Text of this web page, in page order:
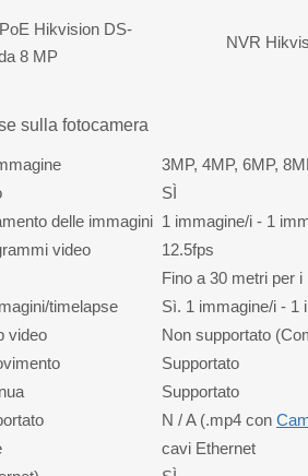
Hikvision DS-
8 MP
NVR
sulla fotocamera
3MP, 4MP, 6MP,
SÌ
delle immagini 1 immagine/i - 1
video
12.5fps
Fino a 30 metri per
timelapse
Sì. 1 immagine/i - 1
video
Non supportato
Supportato
Supportato
N / A (.mp4 con
cavi Ethernet